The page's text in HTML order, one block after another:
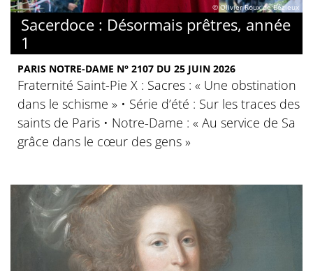
© Olivier Roux de Bézieux
Sacerdoce : Désormais prêtres, année
1
PARIS NOTRE-DAME N° 2107 DU 25 JUIN 2026
Fraternité Saint-Pie X : Sacres : « Une obstination
dans le schisme » • Série d’été : Sur les traces des
saints de Paris • Notre-Dame : « Au service de Sa
grâce dans le cœur des gens »